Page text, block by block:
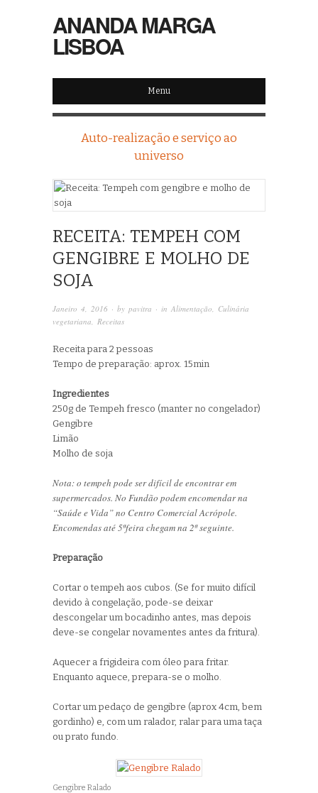
ANANDA MARGA
LISBOA
Menu
Auto-realização e serviço ao
universo
RECEITA: TEMPEH COM
GENGIBRE E MOLHO DE
SOJA
Janeiro 4, 2016 · by pavitra · in Alimentação, Culinária
vegetariana, Receitas
Receita para 2 pessoas
Tempo de preparação: aprox. 15min
Ingredientes
250g de Tempeh fresco (manter no congelador)
Gengibre
Limão
Molho de soja
Nota: o tempeh pode ser difícil de encontrar em
supermercados. No Fundão podem encomendar na
“Saúde e Vida” no Centro Comercial Acrópole.
Encomendas até 5ªfeira chegam na 2ª seguinte.
Preparação
Cortar o tempeh aos cubos. (Se for muito difícil
devido à congelação, pode-se deixar
descongelar um bocadinho antes, mas depois
deve-se congelar novamentes antes da fritura).
Aquecer a frigideira com óleo para fritar.
Enquanto aquece, prepara-se o molho.
Cortar um pedaço de gengibre (aprox 4cm, bem
gordinho) e, com um ralador, ralar para uma taça
ou prato fundo.
Gengibre Ralado